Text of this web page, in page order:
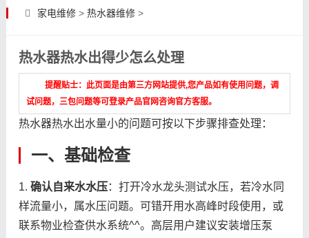
家电维修> 热水器维修>
热水器热水出得少怎么处理
提醒贴士：此页面是由第三方网站提供,您产品如有使用问题，调
试问题，三包问题等可登录产品官网咨询官方客服。
热水器热水出水量小的问题可按以下步骤排查处理：
一、基础检查
1. 确认自来水水压：打开冷水龙头测试水压，若冷水同
样流量小，属水压问题。可错开用水高峰时段使用，或
联系物业检查供水系统^^。高层用户建议安装增压泵